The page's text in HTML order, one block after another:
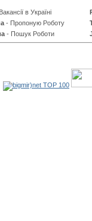
в Україні
- Пропоную Роботу
- Пошук Роботи